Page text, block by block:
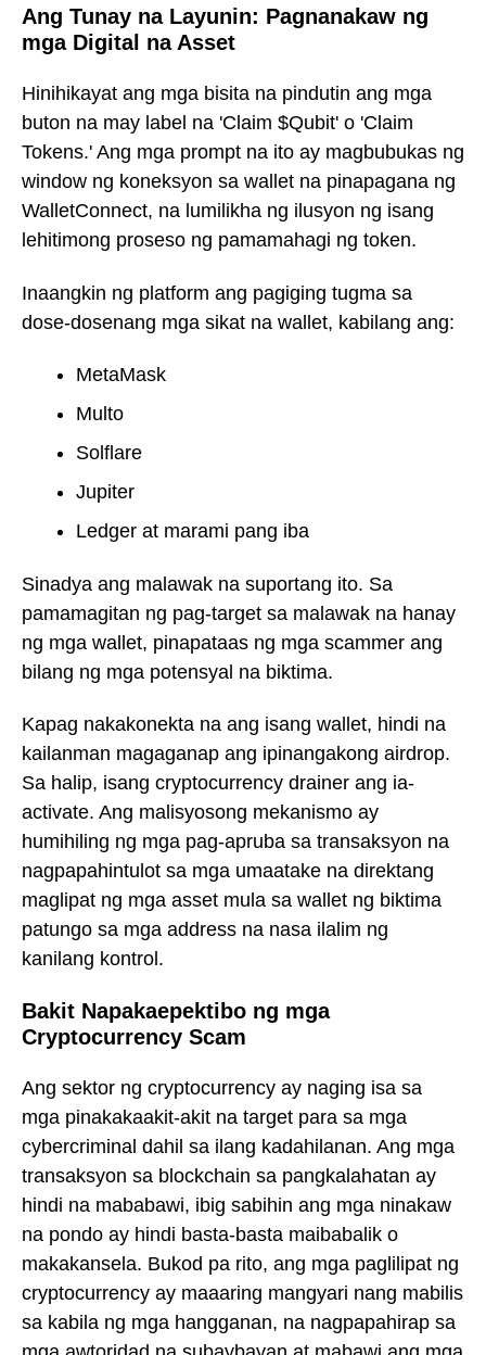
Ang Tunay na Layunin: Pagnanakaw ng
mga Digital na Asset
Hinihikayat ang mga bisita na pindutin ang mga
buton na may label na 'Claim $Qubit' o 'Claim
Tokens.' Ang mga prompt na ito ay magbubukas ng
window ng koneksyon sa wallet na pinapagana ng
WalletConnect, na lumilikha ng ilusyon ng isang
lehitimong proseso ng pamamahagi ng token.
Inaangkin ng platform ang pagiging tugma sa
dose-dosenang mga sikat na wallet, kabilang ang:
MetaMask
Multo
Solflare
Jupiter
Ledger at marami pang iba
Sinadya ang malawak na suportang ito. Sa
pamamagitan ng pag-target sa malawak na hanay
ng mga wallet, pinapataas ng mga scammer ang
bilang ng mga potensyal na biktima.
Kapag nakakonekta na ang isang wallet, hindi na
kailanman magaganap ang ipinangakong airdrop.
Sa halip, isang cryptocurrency drainer ang ia-
activate. Ang malisyosong mekanismo ay
humihiling ng mga pag-apruba sa transaksyon na
nagpapahintulot sa mga umaatake na direktang
maglipat ng mga asset mula sa wallet ng biktima
patungo sa mga address na nasa ilalim ng
kanilang kontrol.
Bakit Napakaepektibo ng mga
Cryptocurrency Scam
Ang sektor ng cryptocurrency ay naging isa sa
mga pinakakaakit-akit na target para sa mga
cybercriminal dahil sa ilang kadahilanan. Ang mga
transaksyon sa blockchain sa pangkalahatan ay
hindi na mababawi, ibig sabihin ang mga ninakaw
na pondo ay hindi basta-basta maibabalik o
makakansela. Bukod pa rito, ang mga paglilipat ng
cryptocurrency ay maaaring mangyari nang mabilis
sa kabila ng mga hangganan, na nagpapahirap sa